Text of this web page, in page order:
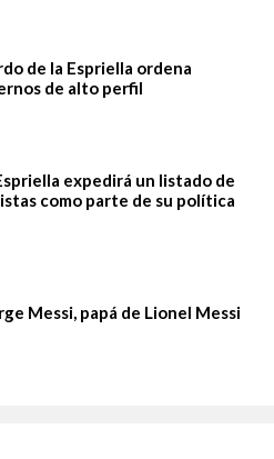
de la Espriella ordena
de alto perfil
expedirá un listado de
como parte de su política
Messi, papá de Lionel Messi